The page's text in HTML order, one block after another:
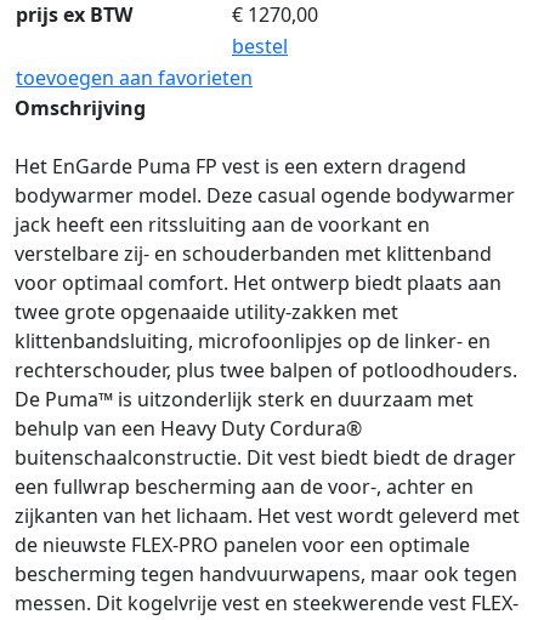
prijs ex BTW
€ 1270,00
bestel
toevoegen aan favorieten
Omschrijving
Het EnGarde Puma FP vest is een extern dragend
bodywarmer model. Deze casual ogende bodywarmer
jack heeft een ritssluiting aan de voorkant en
verstelbare zij- en schouderbanden met klittenband
voor optimaal comfort. Het ontwerp biedt plaats aan
twee grote opgenaaide utility-zakken met
klittenbandsluiting, microfoonlipjes op de linker- en
rechterschouder, plus twee balpen of potloodhouders.
De Puma™ is uitzonderlijk sterk en duurzaam met
behulp van een Heavy Duty Cordura®
buitenschaalconstructie. Dit vest biedt biedt de drager
een fullwrap bescherming aan de voor-, achter en
zijkanten van het lichaam. Het vest wordt geleverd met
de nieuwste FLEX-PRO panelen voor een optimale
bescherming tegen handvuurwapens, maar ook tegen
messen. Dit kogelvrije vest en steekwerende vest FLEX-